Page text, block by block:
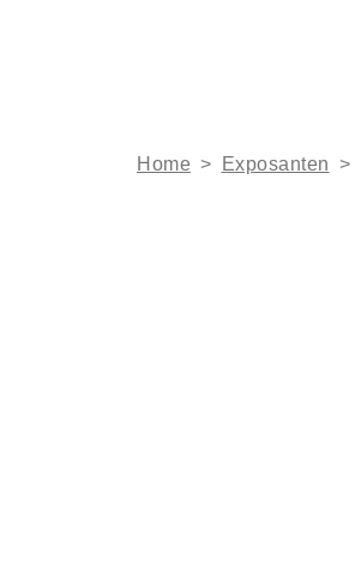
Home > Exposanten >